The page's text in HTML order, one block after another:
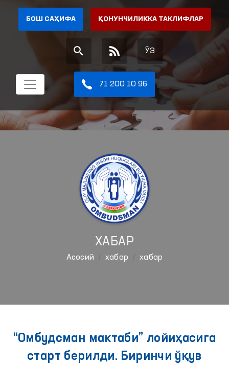
БОШ САҲИФА ҚОНУНЧИЛИККА ТАКЛИФЛАР
ЎЗ
71 200 10 96
ХАБАР
Aсосий хабар хабар
“Омбудсман мактаби” лойиҳасига
старт берилди. Биринчи ўқув